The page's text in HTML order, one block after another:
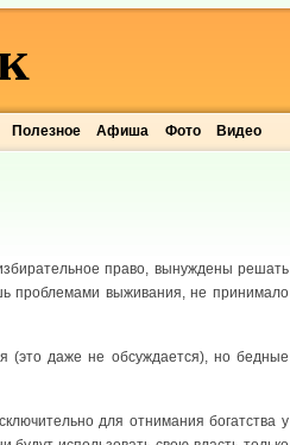
Полезное Афиша Фото Видео
право, вынуждены решать
проблемами выживания, не принимало
(это даже не обсуждается), но бедные
для отнимания богатства у